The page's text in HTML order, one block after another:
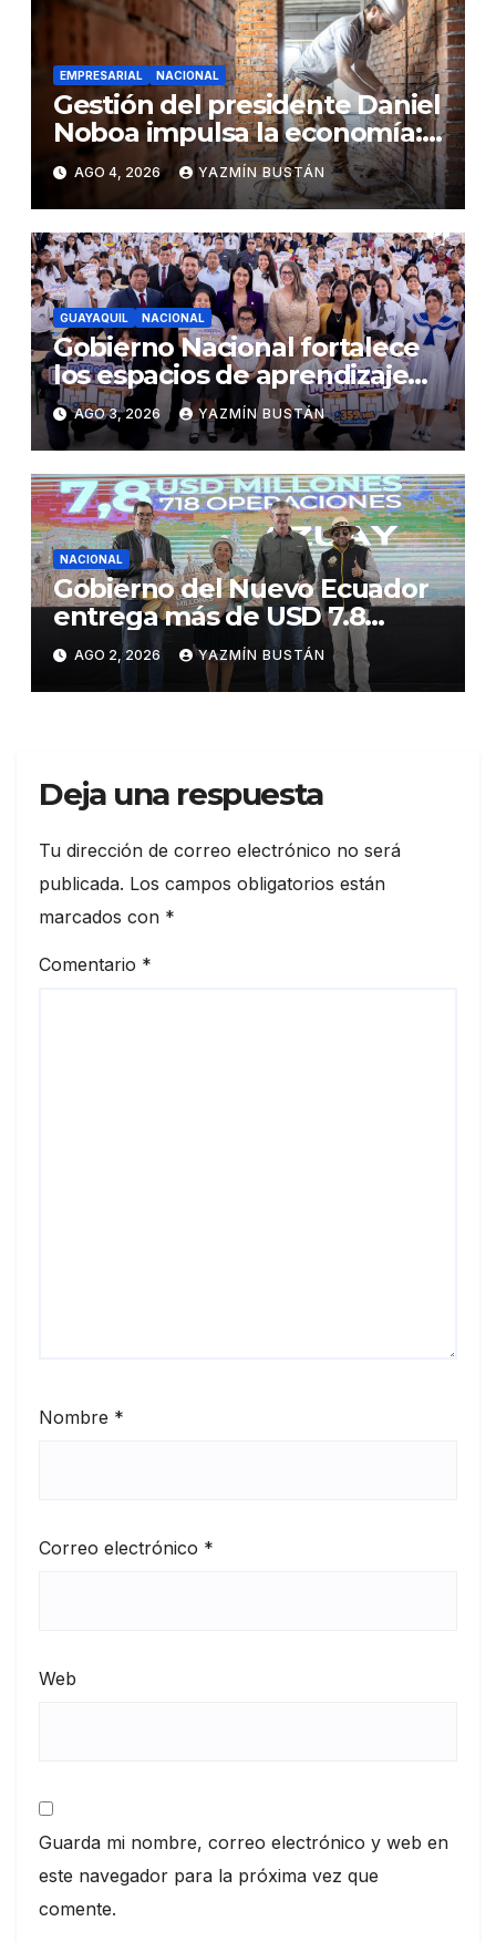
EMPRESARIAL NACIONAL
Gestión del presidente Daniel
Noboa impulsa la economía:
ventas superan los USD
25.600 millones y crecen
16,7% en julio
AGO 4, 2026 YAZMÍN BUSTÁN
GUAYAQUIL NACIONAL
Gobierno Nacional fortalece
los espacios de aprendizaje
con la entrega de mobiliario
escolar en Guayaquil, Durán y
Samborondón
AGO 3, 2026 YAZMÍN BUSTÁN
NACIONAL
Gobierno del Nuevo Ecuador
entrega más de USD 7.8
millones en créditos
productivos en Azuay,
continuando con la
AGO 2, 2026 YAZMÍN BUSTÁN
Deja una respuesta
Tu dirección de correo electrónico no será
publicada. Los campos obligatorios están
marcados con *
Comentario *
Nombre *
Correo electrónico *
Web
Guarda mi nombre, correo electrónico y web en
este navegador para la próxima vez que
comente.